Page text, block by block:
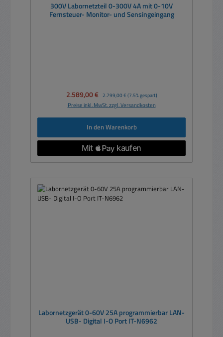
300V Labornetzteil 0-300V 4A mit 0-10V
Fernsteuer- Monitor- und Sensingeingang
Verkaufspreis:
2.589,00 € Regulärer Preis:
2.799,00 € (7.5% gespart)
Preise inkl. MwSt. zzgl. Versandkosten
In den Warenkorb
Labornetzgerät 0-60V 25A programmierbar LAN-
USB- Digital I-O Port IT-N6962